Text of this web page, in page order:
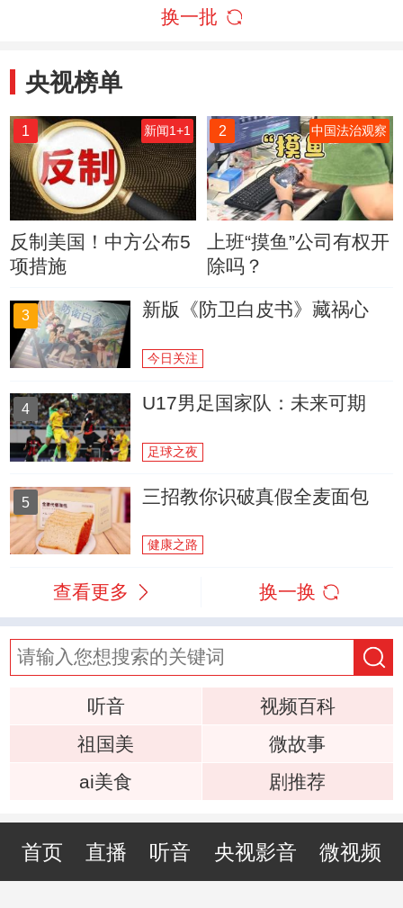
换一批
央视榜单
1 新闻1+1
反制美国！中方公布5
项措施
2 中国法治观察
上班“摸鱼”公司有权开
除吗？
3 新版《防卫白皮书》藏祸心
今日关注
4 U17男足国家队：未来可期
足球之夜
5 三招教你识破真假全麦面包
健康之路
查看更多 换一换
听音
视频百科
祖国美
微故事
ai美食
剧推荐
首页 直播 听音 央视影音 微视频